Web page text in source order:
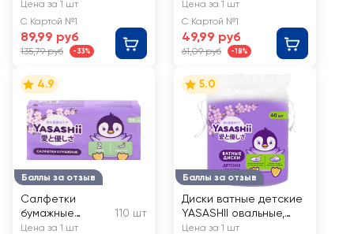
СОЛНЦЕ И ЛУНА
Цена за 1 шт
С Картой №1
89,99 руб
135,79 руб -33%
оливковым маслом
и экстрактом
ромашки
Цена за 1 шт
С Картой №1
49,99 руб
61,09 руб -18%
Баллы за отзыв
4.9
Салфетки
бумажные
детские
110 шт
Цена за 1 шт
Баллы за отзыв
5.0
Диски ватные детские
YASASHII овальные,
40шт
Цена за 1 шт